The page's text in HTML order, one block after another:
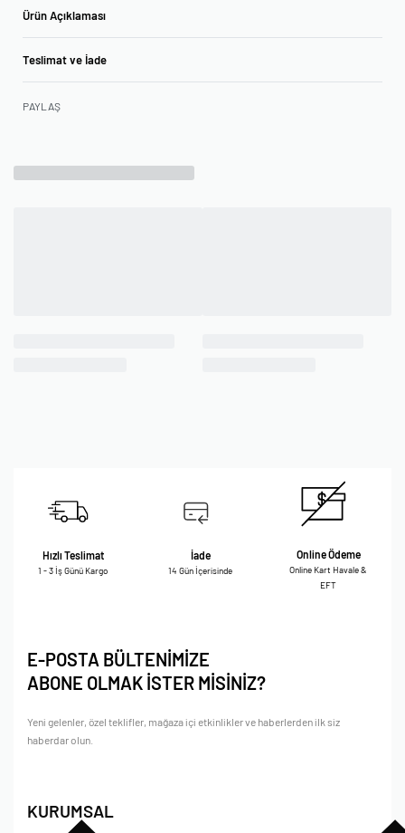
Ürün Açıklaması
Teslimat ve İade
PAYLAŞ
Hızlı Teslimat
1 - 3 İş Günü Kargo
İade
14 Gün İçerisinde
Online Ödeme
Online Kart Havale &
EFT
KURUMSAL
E-POSTA BÜLTENİMİZE
ABONE OLMAK İSTER MİSİNİZ?
Yeni gelenler, özel teklifler, mağaza içi etkinlikler ve haberlerden ilk siz
haberdar olun.